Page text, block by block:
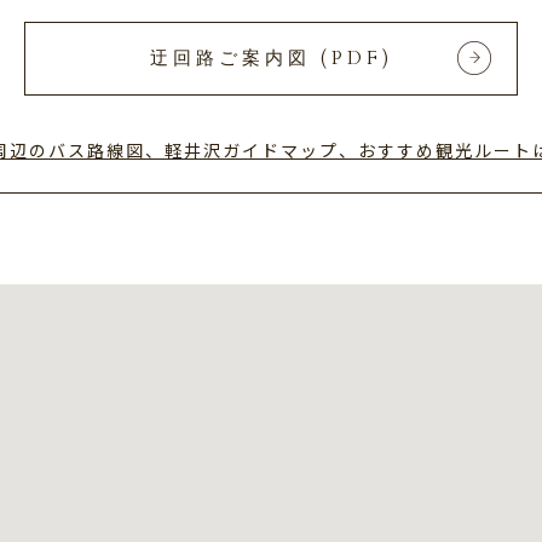
迂回路ご案内図 (PDF)
辺のバス路線図、軽井沢ガイドマップ、 おすすめ観光ルート